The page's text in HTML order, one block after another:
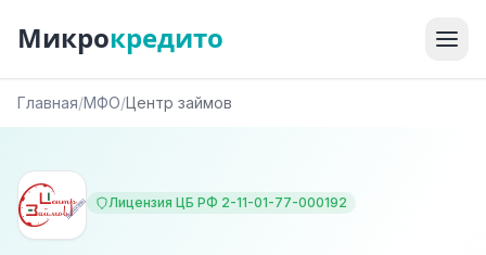
Микрокредито
Главная/МФО/Центр займов
Лицензия ЦБ РФ 2-11-01-77-000192